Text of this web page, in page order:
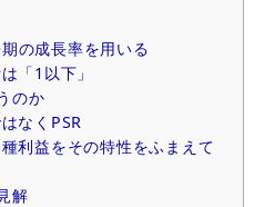
の成長率を用いる
「1以下」
のか
なくPSR
利益をその特性をふまえて
解